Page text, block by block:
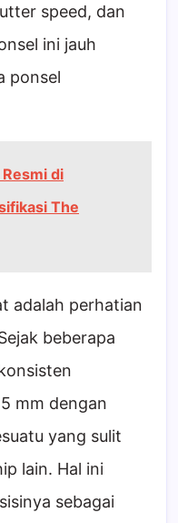
speed, dan
ini jauh
ponsel
di
The
adalah perhatian
beberapa
mm dengan
yang sulit
lain. Hal ini
sebagai